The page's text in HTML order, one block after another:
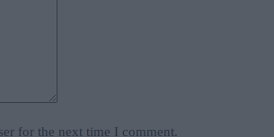
for the next time I comment.